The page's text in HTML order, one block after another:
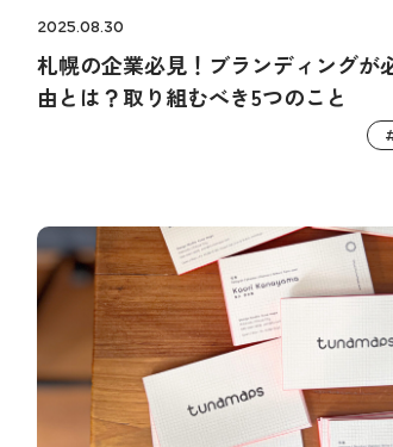
2025.08.30
札幌の企業必見！ブランディングが
由とは？取り組むべき5つのこと